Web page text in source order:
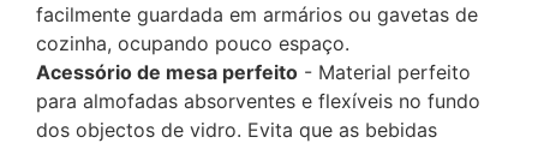
facilmente guardada em armários ou gavetas de
cozinha, ocupando pouco espaço.
Acessório de mesa perfeito - Material perfeito
para almofadas absorventes e flexíveis no fundo
dos objectos de vidro. Evita que as bebidas